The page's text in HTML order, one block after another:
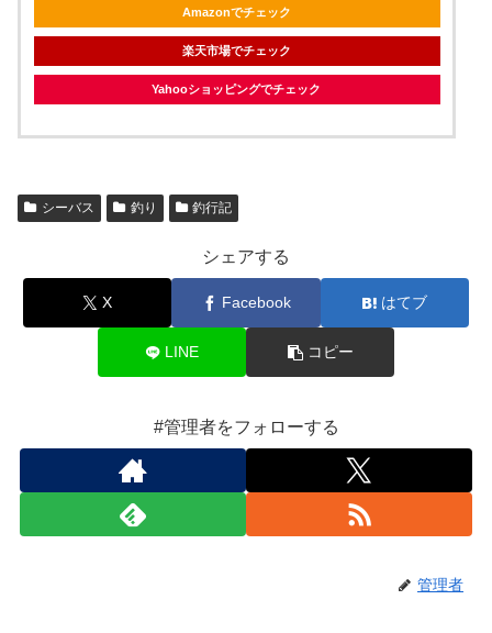
Amazonでチェック
楽天市場でチェック
Yahooショッピングでチェック
シーバス 釣り 釣行記
シェアする
X Facebook はてブ
LINE コピー
#管理者をフォローする
管理者